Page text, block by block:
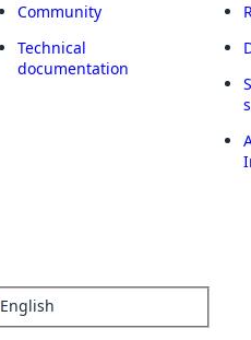
Community
Technical
documentation
English